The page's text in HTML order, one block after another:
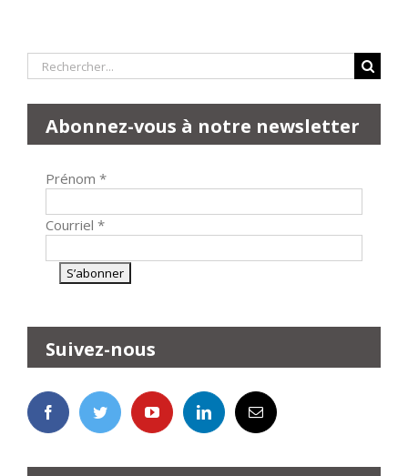
Rechercher:
Abonnez-vous à notre newsletter
Prénom *
Courriel *
Suivez-nous